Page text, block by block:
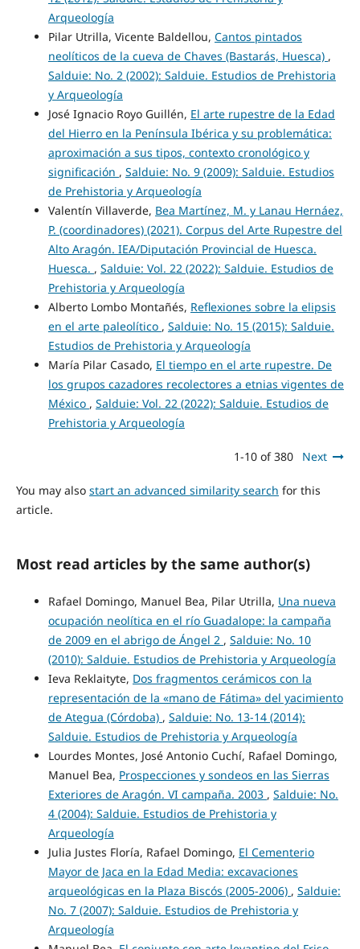
Arqueología
Pilar Utrilla, Vicente Baldellou, Cantos pintados
neolíticos de la cueva de Chaves (Bastarás, Huesca) ,
Salduie: No. 2 (2002): Salduie. Estudios de Prehistoria
y Arqueología
José Ignacio Royo Guillén, El arte rupestre de la Edad
del Hierro en la Península Ibérica y su problemática:
aproximación a sus tipos, contexto cronológico y
significación , Salduie: No. 9 (2009): Salduie. Estudios
de Prehistoria y Arqueología
Valentín Villaverde, Bea Martínez, M. y Lanau Hernáez,
P. (coordinadores) (2021). Corpus del Arte Rupestre del
Alto Aragón. IEA/Diputación Provincial de Huesca.
Huesca. , Salduie: Vol. 22 (2022): Salduie. Estudios de
Prehistoria y Arqueología
Alberto Lombo Montañés, Reflexiones sobre la elipsis
en el arte paleolítico , Salduie: No. 15 (2015): Salduie.
Estudios de Prehistoria y Arqueología
María Pilar Casado, El tiempo en el arte rupestre. De
los grupos cazadores recolectores a etnias vigentes de
México , Salduie: Vol. 22 (2022): Salduie. Estudios de
Prehistoria y Arqueología
1-10 of 380 Next
You may also start an advanced similarity search for this
article.
Most read articles by the same author(s)
Rafael Domingo, Manuel Bea, Pilar Utrilla, Una nueva
ocupación neolítica en el río Guadalope: la campaña
de 2009 en el abrigo de Ángel 2 , Salduie: No. 10
(2010): Salduie. Estudios de Prehistoria y Arqueología
Ieva Reklaityte, Dos fragmentos cerámicos con la
representación de la «mano de Fátima» del yacimiento
de Ategua (Córdoba) , Salduie: No. 13-14 (2014):
Salduie. Estudios de Prehistoria y Arqueología
Lourdes Montes, José Antonio Cuchí, Rafael Domingo,
Manuel Bea, Prospecciones y sondeos en las Sierras
Exteriores de Aragón. VI campaña. 2003 , Salduie: No.
4 (2004): Salduie. Estudios de Prehistoria y
Arqueología
Julia Justes Floría, Rafael Domingo, El Cementerio
Mayor de Jaca en la Edad Media: excavaciones
arqueológicas en la Plaza Biscós (2005-2006) , Salduie:
No. 7 (2007): Salduie. Estudios de Prehistoria y
Arqueología